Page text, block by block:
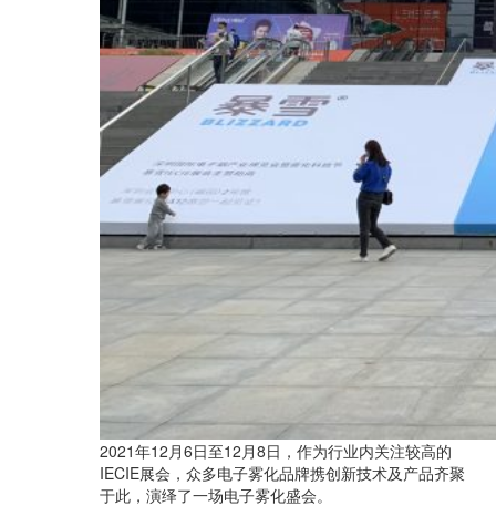
2021年12月6日至12月8日，作为行业内关注较高的
IECIE展会，众多电子雾化品牌携创新技术及产品齐聚
于此，演绎了一场电子雾化盛会。